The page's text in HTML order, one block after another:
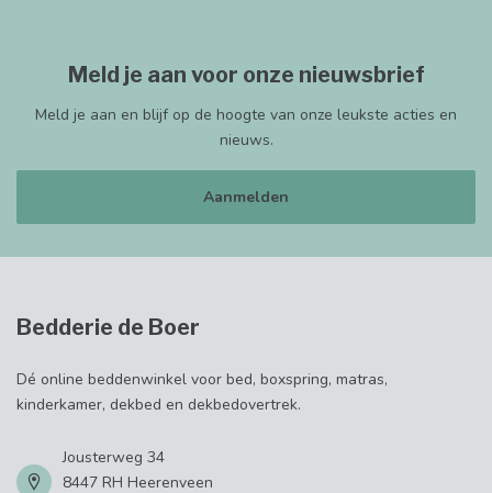
Meld je aan voor onze nieuwsbrief
Meld je aan en blijf op de hoogte van onze leukste acties en
nieuws.
Aanmelden
Bedderie de Boer
Dé online beddenwinkel voor bed, boxspring, matras,
kinderkamer, dekbed en dekbedovertrek.
Jousterweg 34
8447 RH Heerenveen